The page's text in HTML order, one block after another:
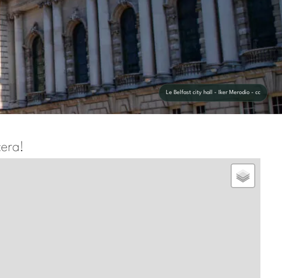
Le Belfast city hall - Iker Merodio - cc